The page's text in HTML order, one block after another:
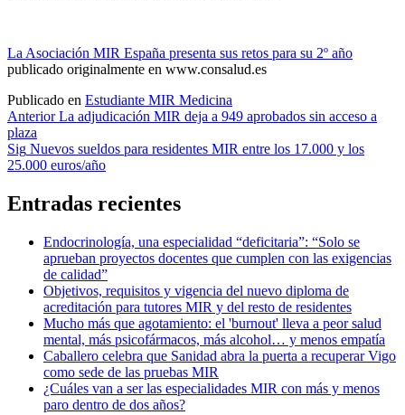
La Asociación MIR España presenta sus retos para su 2º año
publicado originalmente en www.consalud.es
Publicado en Estudiante MIR Medicina
Navegación
de
entradas
Anterior La adjudicación MIR deja a 949 aprobados sin acceso a
plaza
Sig Nuevos sueldos para residentes MIR entre los 17.000 y los
25.000 euros/año
Entradas recientes
Endocrinología, una especialidad “deficitaria”: “Solo se
aprueban proyectos docentes que cumplen con las exigencias
de calidad”
Objetivos, requisitos y vigencia del nuevo diploma de
acreditación para tutores MIR y del resto de residentes
Mucho más que agotamiento: el 'burnout' lleva a peor salud
mental, más psicofármacos, más alcohol… y menos empatía
Caballero celebra que Sanidad abra la puerta a recuperar Vigo
como sede de las pruebas MIR
¿Cuáles van a ser las especialidades MIR con más y menos
paro dentro de dos años?